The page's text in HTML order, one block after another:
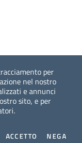
per
nel nostro
e annunci
sito, e per
COOKIES
ACCETTO I COOKIES
NEGAI
Scopri di più